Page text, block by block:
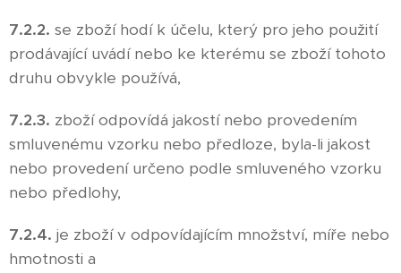
7.2.2. se zboží hodí k účelu, který pro jeho použití
prodávající uvádí nebo ke kterému se zboží tohoto
druhu obvykle používá,
7.2.3. zboží odpovídá jakostí nebo provedením
smluvenému vzorku nebo předloze, byla-li jakost
nebo provedení určeno podle smluveného vzorku
nebo předlohy,
7.2.4. je zboží v odpovídajícím množství, míře nebo
hmotnosti a